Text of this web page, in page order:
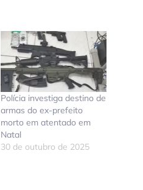
Polícia investiga destino de
armas do ex-prefeito
morto em atentado em
Natal
30 de outubro de 2025